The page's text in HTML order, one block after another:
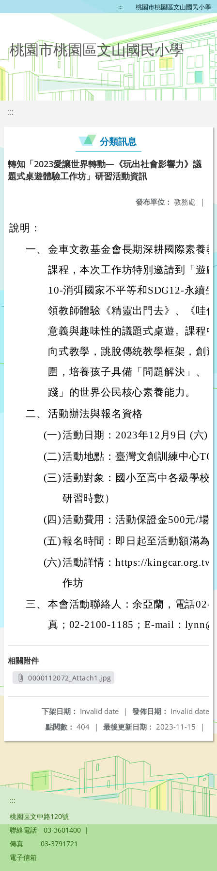
::: 桃園市桃園區文山國民小學
桃園市桃園區文山國民小學
:::
分類訊息
轉知「2023愛讓世界轉動—《玩出社會影響力》議
題式桌遊體驗工作坊」研習活動資訊
發布單位： 教務處 |
說明：
一、 金車文教基金會長期深耕國際素養
課程，本次工作坊特別邀請到「遊
10-消弭國家不平等和SDG12-永續
領教師體驗《精靈出門去》、《哇
意義與趣味性的議題式桌遊。課程
向式教學，跳脫傳統教學框架，創
圍，培養孩子具備「問題解決」、
踐」的世界公民核心素養能力。
二、 活動辦法與報名資格
(一)活動日期：2023年12月9日 (六)
(二)活動地點：臺灣文創訓練中心
(三)活動對象：國小至高中各級學校
研習時數）
(四)活動費用：活動保證金500元/場
(五)報名時間：即日起至活動額滿為
(六)活動詳情：https://
作坊
三、 本會活動聯絡人：余亞蘭，電話02-
真；02-2100-1185；E-mail：
相關附件
0000112072_Attach1.jpg
發佈日期： Invalid date
下架日期： Invalid date
|
最後更新日期： 2023-11-15 |
點閱數： 404 |
:::
桃園區文中路120號
聯絡電話
03-3601400 |
傳真
03-3791721
電子信箱